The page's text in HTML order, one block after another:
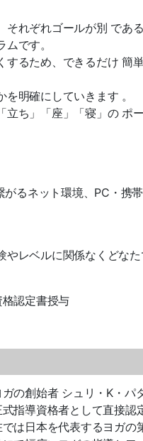
れぞれゴールが別 であ
です。
るため、できるだけ 簡
明確にしていきます 。
ち」「座」「寝」の ポ
るネット環境、PC・携
レベルに関係なくどなた
認定書授与
の創始者 シュリ・K・パ
指導資格者として直接認
は日本を代表するヨガ